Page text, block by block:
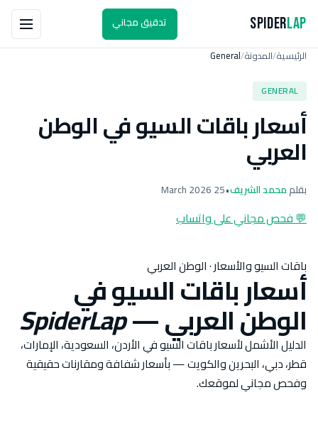
SpiderLap
تدقيق مجاني
الرئيسية/المدونة/
General
GENERAL
أسعار باقات السيو في الوطن
العربي
بقلممحمد الشريف•
25 March 2026
💬 فحص مجاني على واتساب
باقات السيو والأسعار · الوطن العربي
أسعار باقات السيو في
الوطن العربي—
SpiderLap
الدليل الأشمل لأسعار باقات السيو في الأردن، السعودية، الإمارات،
قطر، دبي، البحرين والكويت — بأسعار شفافة ومقارنات حقيقية
وفحص مجاني لموقعك.